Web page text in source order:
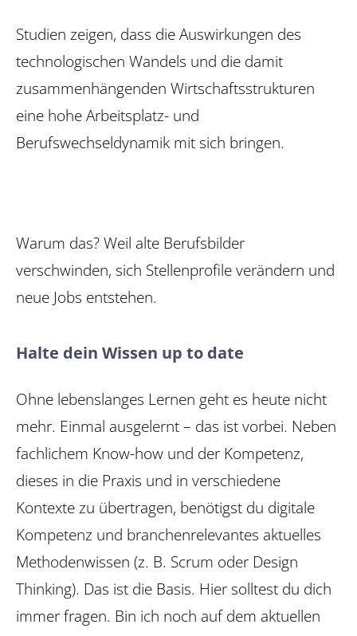
Studien zeigen, dass die Auswirkungen des
technologischen Wandels und die damit
zusammenhängenden Wirtschaftsstrukturen
eine hohe Arbeitsplatz- und
Berufswechseldynamik mit sich bringen.
Warum das? Weil alte Berufsbilder
verschwinden, sich Stellenprofile verändern und
neue Jobs entstehen.
Halte dein Wissen up to date
Ohne lebenslanges Lernen geht es heute nicht
mehr. Einmal ausgelernt – das ist vorbei. Neben
fachlichem Know-how und der Kompetenz,
dieses in die Praxis und in verschiedene
Kontexte zu übertragen, benötigst du digitale
Kompetenz und branchenrelevantes aktuelles
Methodenwissen (z. B. Scrum oder ­Design
Thinking). Das ist die Basis. Hier solltest du dich
immer fragen. Bin ich noch auf dem aktuellen